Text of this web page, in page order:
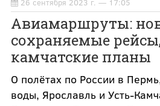
26 сентября 2023 г. — 17:05
Авиамаршруты:
сохраняемые
камчатские планы
О полётах по России в
воды, Ярославль и Усть-